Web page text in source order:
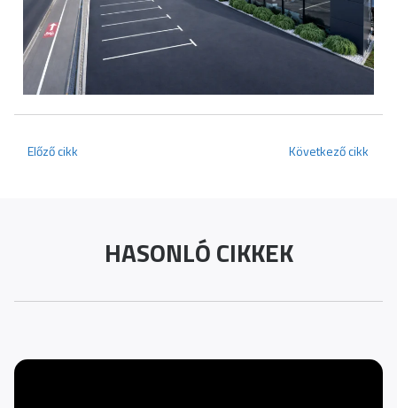
Előző cikk Következő cikk
HASONLÓ CIKKEK